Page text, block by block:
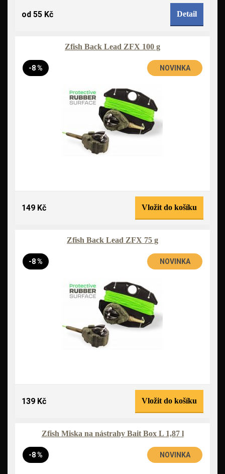
od 55 Kč Detail
Zfish Back Lead ZFX 100 g
-8 % NOVINKA
149 Kč Vložit do košíku
Zfish Back Lead ZFX 75 g
-8 % NOVINKA
139 Kč Vložit do košíku
Zfish Miska na nástrahy Bait Box L 1,87 l
-8 % NOVINKA